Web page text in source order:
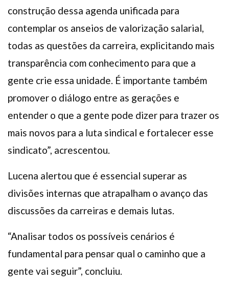
construção dessa agenda unificada para
contemplar os anseios de valorização salarial,
todas as questões da carreira, explicitando mais
transparência com conhecimento para que a
gente crie essa unidade. É importante também
promover o diálogo entre as gerações e
entender o que a gente pode dizer para trazer os
mais novos para a luta sindical e fortalecer esse
sindicato”, acrescentou.
Lucena alertou que é essencial superar as
divisões internas que atrapalham o avanço das
discussões da carreiras e demais lutas.
“Analisar todos os possíveis cenários é
fundamental para pensar qual o caminho que a
gente vai seguir”, concluiu.